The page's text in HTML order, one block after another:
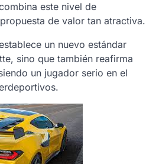
este nivel de
de valor tan atractiva.
un nuevo estándar
sino que también reafirma
un jugador serio en el